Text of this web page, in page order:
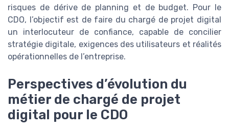
risques de dérive de planning et de budget. Pour le
CDO, l’objectif est de faire du chargé de projet digital
un interlocuteur de confiance, capable de concilier
stratégie digitale, exigences des utilisateurs et réalités
opérationnelles de l’entreprise.
Perspectives d’évolution du
métier de chargé de projet
digital pour le CDO